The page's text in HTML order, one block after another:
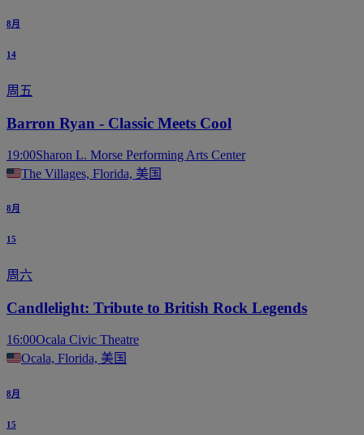
8月
14
周五
Barron Ryan - Classic Meets Cool
19:00Sharon L. Morse Performing Arts Center
The Villages, Florida, 美国
8月
15
周六
Candlelight: Tribute to British Rock Legends
16:00Ocala Civic Theatre
Ocala, Florida, 美国
8月
15